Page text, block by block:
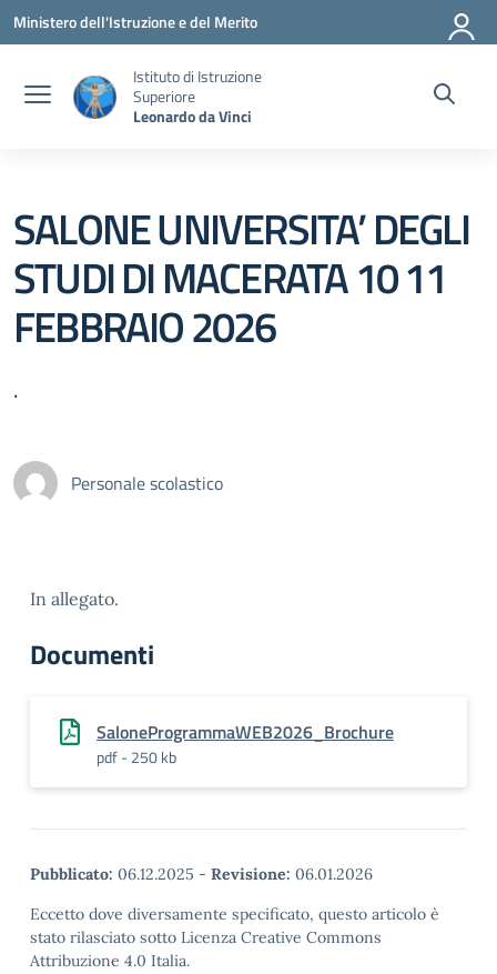
Vai ai contenuti
Vai al menu di navigazione
Vai al footer
Ministero dell'Istruzione e del Merito
Istituto di Istruzione
Superiore
Leonardo da Vinci
SALONE UNIVERSITA’ DEGLI
STUDI DI MACERATA 10 11
FEBBRAIO 2026
.
Personale scolastico
In allegato.
Documenti
SaloneProgrammaWEB2026_Brochure
pdf - 250 kb
Pubblicato: 06.12.2025 - Revisione: 06.01.2026
Eccetto dove diversamente specificato, questo articolo è
stato rilasciato sotto Licenza Creative Commons
Attribuzione 4.0 Italia.